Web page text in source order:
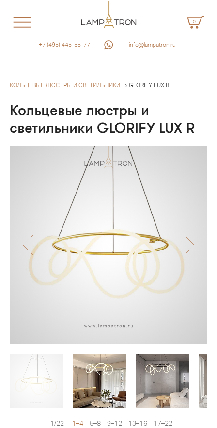
0
+7 (495) 445-55-77 info@lampatron.ru
КОЛЬЦЕВЫЕ ЛЮСТРЫ И СВЕТИЛЬНИКИ → GLORIFY LUX R
Кольцевые люстры и
светильники GLORIFY LUX R
1/22 1–4 5–8 9–12 13–16 17–22